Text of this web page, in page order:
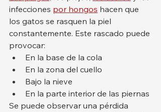
infecciones por hongos hacen que
los gatos se rasquen la piel
constantemente. Este rascado puede
provocar:
En la base de la cola
En la zona del cuello
Bajo la nieve
En la parte interior de las piernas
Se puede observar una pérdida